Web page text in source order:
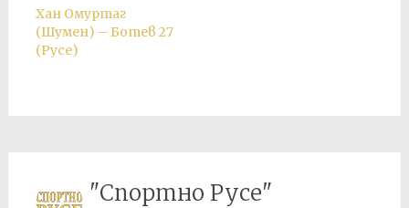
Хан Омуртаг
(Шумен) – Ботев 27
(Русе)
"Спортно Русе"